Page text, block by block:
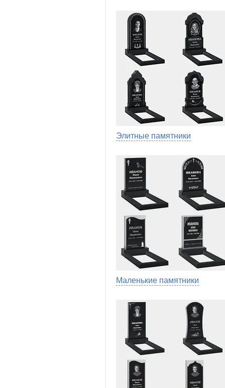
Элитные памятники
Маленькие памятники